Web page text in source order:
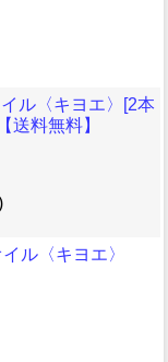
ル〈キヨエ〉[2本
送料無料】
ル〈キヨエ〉